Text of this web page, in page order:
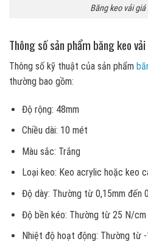
Băng keo vải giá
Thông số sản phẩm băng keo
Thông số kỹ thuật của sản phẩm
thường bao gồm:
Độ rộng: 48mm
Chiều dài: 10 mét
Màu sắc: Trắng
Loại keo: Keo acrylic hoặc keo
Độ dày: Thường từ 0,15mm đến
Độ bền kéo: Thường từ 25 N/
Nhiệt độ hoạt động: Thường từ